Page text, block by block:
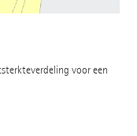
voor een